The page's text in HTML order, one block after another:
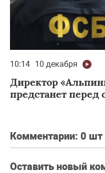
10:14 10 декабря
Директор
предстанет перед
Комментарии: 0 шт
Оставить новый